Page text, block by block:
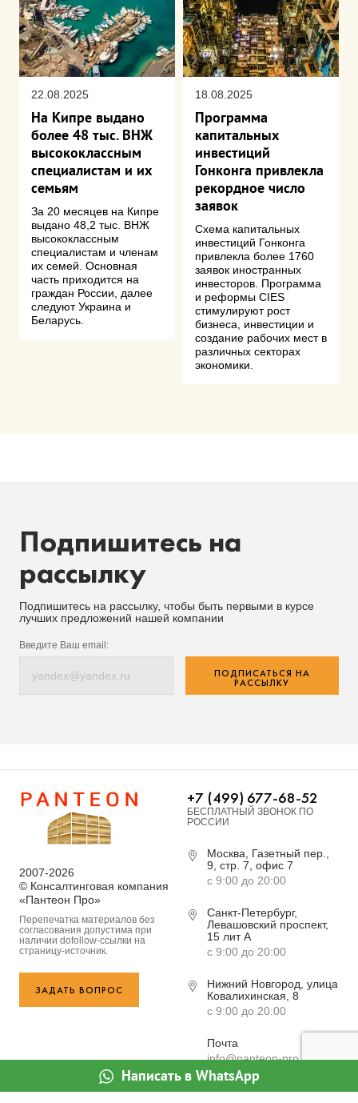
22.08.2025
На Кипре выдано
более 48 тыс. ВНЖ
высококлассным
специалистам и их
семьям
За 20 месяцев на Кипре
выдано 48,2 тыс. ВНЖ
высококлассным
специалистам и членам
их семей. Основная
часть приходится на
граждан России, далее
следуют Украина и
Беларусь.
18.08.2025
Программа
капитальных
инвестиций
Гонконга привлекла
рекордное число
заявок
Схема капитальных
инвестиций Гонконга
привлекла более 1760
заявок иностранных
инвесторов. Программа
и реформы CIES
стимулируют рост
бизнеса, инвестиции и
создание рабочих мест в
различных секторах
экономики.
Подпишитесь на
рассылку
Подпишитесь на рассылку, чтобы быть первыми в курсе
лучших предложений нашей компании
Введите Ваш email:
ПОДПИСАТЬСЯ НА
РАССЫЛКУ
2007-2026
© Консалтинговая компания
«Пантеон Про»
Перепечатка материалов без
согласования допустима при
наличии dofollow-ссылки на
страницу-источник.
ЗАДАТЬ ВОПРОС
+7 (499) 677-68-52
БЕСПЛАТНЫЙ ЗВОНОК ПО
РОССИИ
Москва, Газетный пер.,
9, стр. 7, офис 7
с 9:00 до 20:00
Санкт-Петербург,
Левашовский проспект,
15 лит А
с 9:00 до 20:00
Нижний Новгород, улица
Ковалихинская, 8
с 9:00 до 20:00
Почта
info@panteon-pro.ru
Написать в WhatsApp